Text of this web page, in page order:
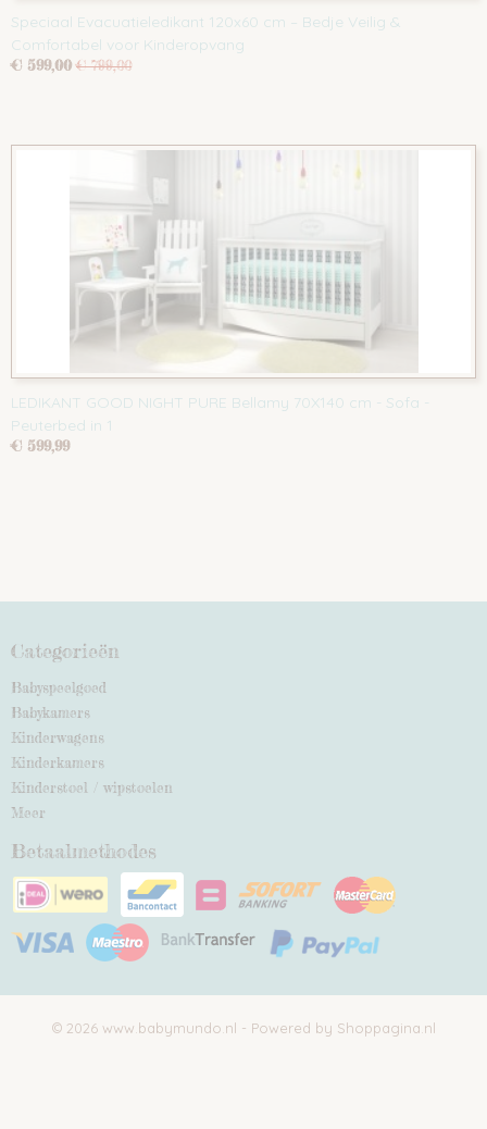
Speciaal Evacuatieledikant 120x60 cm – Bedje Veilig &
Comfortabel voor Kinderopvang
€ 599,00 € 799,00
LEDIKANT GOOD NIGHT PURE Bellamy 70X140 cm - Sofa -
Peuterbed in 1
€ 599,99
Categorieën
Babyspeelgoed
Babykamers
Kinderwagens
Kinderkamers
Kinderstoel / wipstoelen
Meer
Betaalmethodes
© 2026 www.babymundo.nl - Powered by Shoppagina.nl